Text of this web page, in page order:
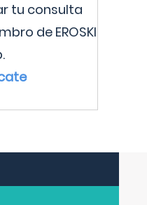
tu consulta
de EROSKI